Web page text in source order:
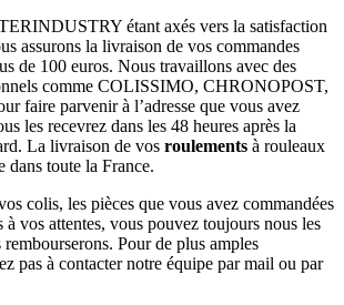
étant axés vers la satisfaction
assurons la livraison de vos commandes
de 100 euros. Nous travaillons avec des
comme COLISSIMO, CHRONOPOST,
faire parvenir à l’adresse que vous avez
les recevrez dans les 48 heures après la
La livraison de vos roulements à rouleaux
dans toute la France.
colis, les pièces que vous avez commandées
à vos attentes, vous pouvez toujours nous les
Pour de plus amples
pas à contacter notre équipe par mail ou par